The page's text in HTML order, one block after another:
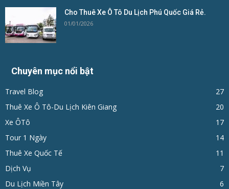
Cho Thuê Xe Ô Tô Du Lịch Phú Quốc Giá Rẻ.
01/01/2026
Chuyên mục nổi bật
Travel Blog
27
Thuê Xe Ô Tô-Du Lịch Kiên Giang
20
Xe ÔTô
17
Tour 1 Ngày
14
Thuê Xe Quốc Tế
11
Dịch Vụ
7
Du Lịch Miền Tây
6